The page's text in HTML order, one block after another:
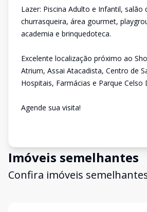
Lazer: Piscina Adulto e Infantil, salão
churrasqueira, área gourmet,
academia e brinquedoteca.
Excelente localização próximo ao
Atrium, Assai Atacadista, Centro de
Hospitais, Farmácias e Parque Celso
Agende sua visita!
Imóveis semelhantes
Confira imóveis